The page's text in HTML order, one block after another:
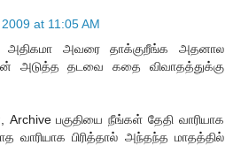
at 11:05 AM
அதிகமா அவரை தாக்குறீங்க அதனால
அடுத்த தடவை கதை விவாதத்துக்கு
பகுதியை நீங்கள் தேதி வாரியாக
வாரியாக பிரித்தால் அந்தந்த மாதத்தில்